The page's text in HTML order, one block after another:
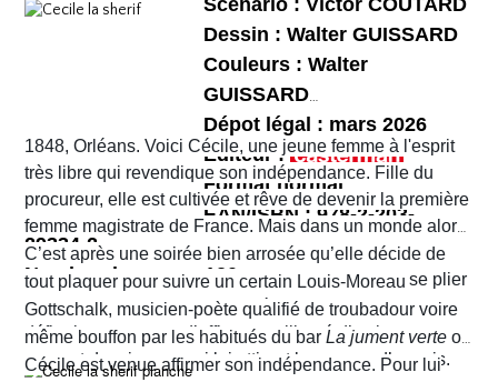
Scénario : Victor COUTARD
Dessin : Walter GUISSARD
Couleurs : Walter
GUISSARD
Dépot légal : mars 2026
Editeur :
Format normal
EAN/ISBN : 978-2-203-
29334-2
Nombre de pages :120
1848, Orléans. Voici Cécile, une jeune femme à l'esprit
très libre qui revendique son indépendance. Fille du
procureur, elle est cultivée et rêve de devenir la première
femme magistrate de France. Mais dans un monde alors
très machiste, elle est confrontée à une institution
judiciaire exclusivement masculine. Refusant de se plier
aux conventions sociales de l'époque, elle ne cesse de
défier les normes et d’affirmer sa liberté d’action en
prenant des risques qui lui attirent beaucoup d’ennuis.
C’est après une soirée bien arrosée qu’elle décide de
tout plaquer pour suivre un certain Louis-Moreau
Gottschalk, musicien-poète qualifié de troubadour voire
même bouffon par les habitués du bar La jument verte où
Cécile est venue affirmer son indépendance. Pour lui